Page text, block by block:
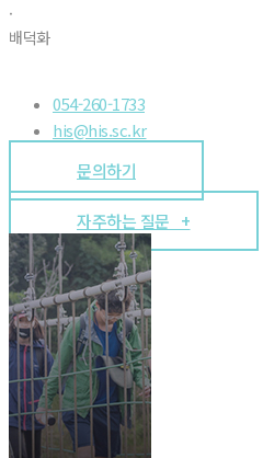
·
배덕화
054-260-1733
his@his.sc.kr
문의하기
자주하는 질문 +